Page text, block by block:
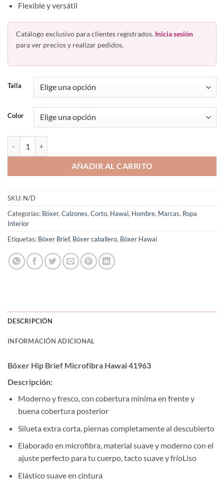
Flexible y versátil
Catálogo exclusivo para clientes registrados. Inicia sesión
para ver precios y realizar pedidos.
Talla
Color
AÑADIR AL CARRITO
SKU: N/D
Categorías: Bóxer,Calzones,Corto, Hawai, Hombre, Marcas, Ropa
Interior
Etiquetas: Bóxer Brief, Bóxer caballero, Bóxer Hawai
DESCRIPCIÓN
INFORMACIÓN ADICIONAL
Bóxer Hip Brief Microfibra Hawai 41963
Descripción:
Moderno y fresco, con cobertura mínima en frente y
buena cobertura posterior
Silueta extra corta, piernas completamente al descubierto
Elaborado en microfibra, material suave y moderno con el
ajuste perfecto para tu cuerpo, tacto suave y fríoLiso
Elástico suave en cintura